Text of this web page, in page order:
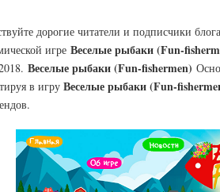
дорогие читатели и подписчики
игре Веселые рыбаки (Fun-
Веселые рыбаки (Fun-fishermen)
в игру Веселые рыбаки (Fun-